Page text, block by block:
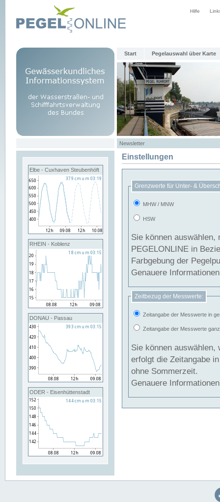
Hilfe
Start Pegelauswahl über Karte
Newsletter
Elbe - Cuxhaven Steubenhöft
RHEIN - Koblenz
DONAU - Passau
ODER - Eisenhüttenstadt
Einstellungen
Grenzwerte für Unter- &
MHW / MNW
HSW
Sie können
PEGELONLINE in Beziehung
Farbgebung der
Genauere
Zeitbezug der Messwerte:
Zeitangabe der Messwerte in
Zeitangabe der Messwerte
Sie können auswählen,
erfolgt die Zeitangabe
ohne Sommerzeit.
Genauere